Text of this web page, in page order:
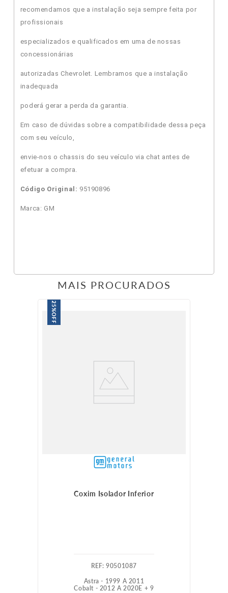
recomendamos que a instalação seja sempre feita por
profissionais
especializados e qualificados em uma de nossas
concessionárias
autorizadas Chevrolet. Lembramos que a instalação
inadequada
poderá gerar a perda da garantia.
Em caso de dúvidas sobre a compatibilidade dessa peça
com seu veículo,
envie-nos o chassis do seu veículo via chat antes de
efetuar a compra.
Código Original: 95190896
Marca: GM
MAIS PROCURADOS
25%
OFF
Coxim Isolador Inferior
:90501087
Astra - 1999 A 2011
Cobalt - 2012 A 2020E + 9